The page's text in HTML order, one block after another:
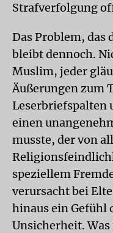
Strafverfolgung
Das Problem, das
bleibt dennoch.
Muslim, jeder
Äußerungen zum
Leserbriefspalten
einen
musste, der von
speziellem
verursacht bei
hinaus ein Gefühl
Unsicherheit.